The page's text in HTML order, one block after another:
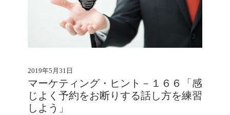
2019年5月31日
マーケティング・ヒント－１６６「感
じよく予約をお断りする話し方を練習
しよう」